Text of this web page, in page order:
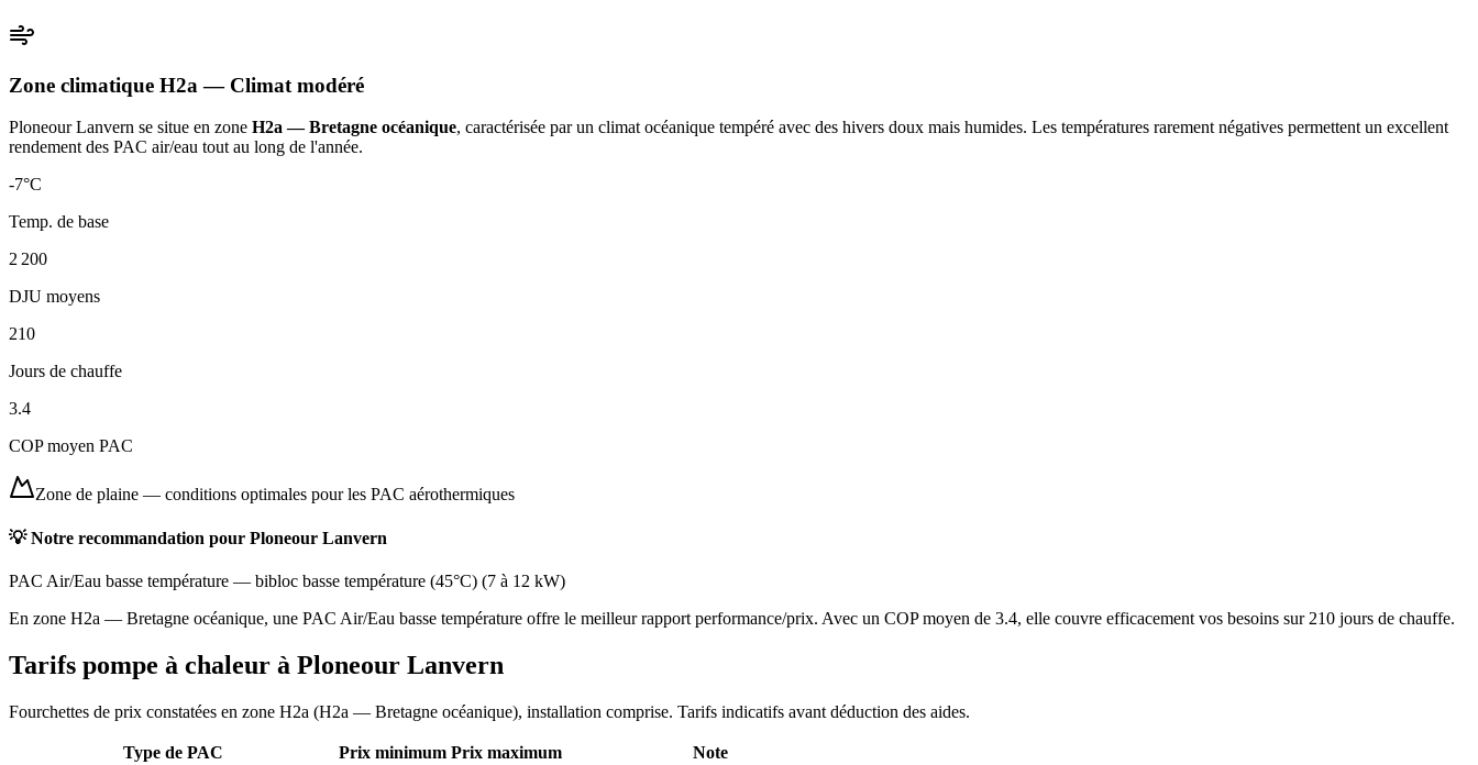
Zone climatique H2a — Climat modéré
Ploneour Lanvern se situe en zone H2a — Bretagne océanique, caractérisée par un climat océanique tempéré avec des hivers doux mais humides. Les températures rarement négatives permettent un excellent
rendement des PAC air/eau tout au long de l'année.
-7°C
Temp. de base
2 200
DJU moyens
210
Jours de chauffe
3.4
COP moyen PAC
Zone de plaine — conditions optimales pour les PAC aérothermiques
💡 Notre recommandation pour Ploneour Lanvern
PAC Air/Eau basse température — bibloc basse température (45°C) (7 à 12 kW)
En zone H2a — Bretagne océanique, une PAC Air/Eau basse température offre le meilleur rapport performance/prix. Avec un COP moyen de 3.4, elle couvre efficacement vos besoins sur 210 jours de chauffe.
Tarifs pompe à chaleur à Ploneour Lanvern
Fourchettes de prix constatées en zone H2a (H2a — Bretagne océanique), installation comprise. Tarifs indicatifs avant déduction des aides.
Type de PAC Prix minimum Prix maximum
Note